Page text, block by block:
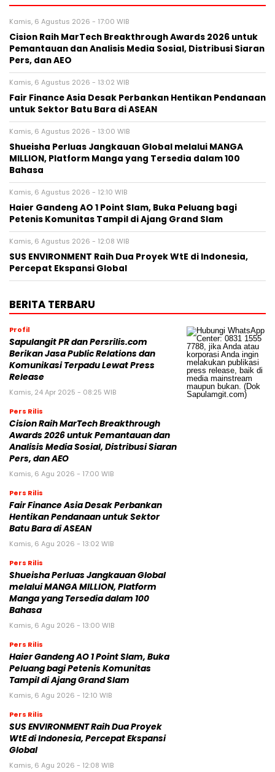
Kamis, 6 Agustus 2026 - 17:00 WIB
Cision Raih MarTech Breakthrough Awards 2026 untuk
Pemantauan dan Analisis Media Sosial, Distribusi Siaran
Pers, dan AEO
Kamis, 6 Agustus 2026 - 13:02 WIB
Fair Finance Asia Desak Perbankan Hentikan Pendanaan
untuk Sektor Batu Bara di ASEAN
Kamis, 6 Agustus 2026 - 13:00 WIB
Shueisha Perluas Jangkauan Global melalui MANGA
MILLION, Platform Manga yang Tersedia dalam 100
Bahasa
Kamis, 6 Agustus 2026 - 12:10 WIB
Haier Gandeng AO 1 Point Slam, Buka Peluang bagi
Petenis Komunitas Tampil di Ajang Grand Slam
Kamis, 6 Agustus 2026 - 12:08 WIB
SUS ENVIRONMENT Raih Dua Proyek WtE di Indonesia,
Percepat Ekspansi Global
BERITA TERBARU
Profil
Sapulangit PR dan Persrilis.com
Berikan Jasa Public Relations dan
Komunikasi Terpadu Lewat Press
Release
Kamis, 24 Apr 2025 - 08:25 WIB
Pers Rilis
Cision Raih MarTech Breakthrough
Awards 2026 untuk Pemantauan dan
Analisis Media Sosial, Distribusi Siaran
Pers, dan AEO
Kamis, 6 Agu 2026 - 17:00 WIB
Pers Rilis
Fair Finance Asia Desak Perbankan
Hentikan Pendanaan untuk Sektor
Batu Bara di ASEAN
Kamis, 6 Agu 2026 - 13:02 WIB
Pers Rilis
Shueisha Perluas Jangkauan Global
melalui MANGA MILLION, Platform
Manga yang Tersedia dalam 100
Bahasa
Kamis, 6 Agu 2026 - 13:00 WIB
Pers Rilis
Haier Gandeng AO 1 Point Slam, Buka
Peluang bagi Petenis Komunitas
Tampil di Ajang Grand Slam
Kamis, 6 Agu 2026 - 12:10 WIB
Pers Rilis
SUS ENVIRONMENT Raih Dua Proyek
WtE di Indonesia, Percepat Ekspansi
Global
Kamis, 6 Agu 2026 - 12:08 WIB